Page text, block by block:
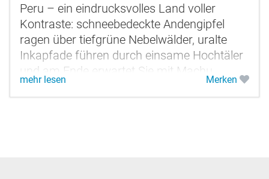
Peru – ein eindrucksvolles Land voller
Kontraste: schneebedeckte Andengipfel
ragen über tiefgrüne Nebelwälder, uralte
Inkapfade führen durch einsame Hochtäler
und am Ende erwartet Sie mit Machu
Picchu eines der größten kulturellen...
mehr lesen Merken